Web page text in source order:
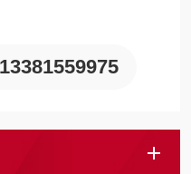
13381559975